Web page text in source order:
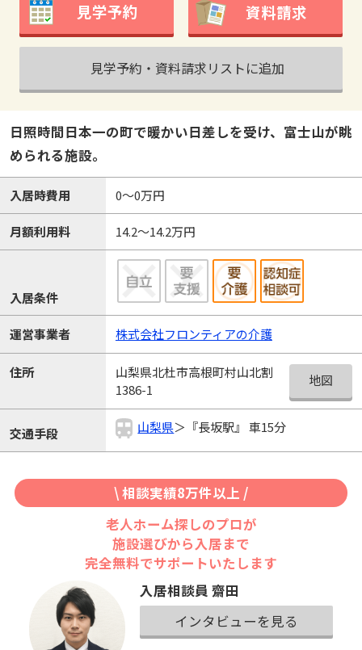
見学予約 資料請求
見学予約・資料請求リストに追加
日照時間日本一の町で暖かい日差しを受け、富士山が眺
められる施設。
入居時費用 0～0万円
月額利用料 14.2～14.2万円
入居条件
運営事業者 株式会社フロンティアの介護
住所
山梨県北杜市高根町村山北割
1386-1
地図
交通手段 山梨県＞『長坂駅』 車15分
\ 相談実績8万件以上 /
老人ホーム探しのプロが
施設選びから入居まで
完全無料でサポートいたします
入居相談員 齋田
インタビューを見る